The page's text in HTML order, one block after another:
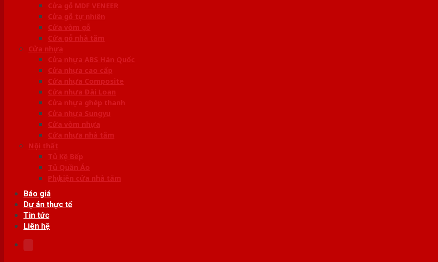
Cửa gỗ MDF VENEER
Cửa gỗ tự nhiên
Cửa vòm gỗ
Cửa gỗ nhà tắm
Cửa nhựa
Cửa nhựa ABS Hàn Quốc
Cửa nhựa cao cấp
Cửa nhựa Composite
Cửa nhựa Đài Loan
Cửa nhựa ghép thanh
Cửa nhựa Sungyu
Cửa vòm nhựa
Cửa nhựa nhà tắm
Nội thất
Tủ Kệ Bếp
Tủ Quần Áo
Phụ kiện cửa nhà tắm
Báo giá
Dự án thực tế
Tin tức
Liên hệ